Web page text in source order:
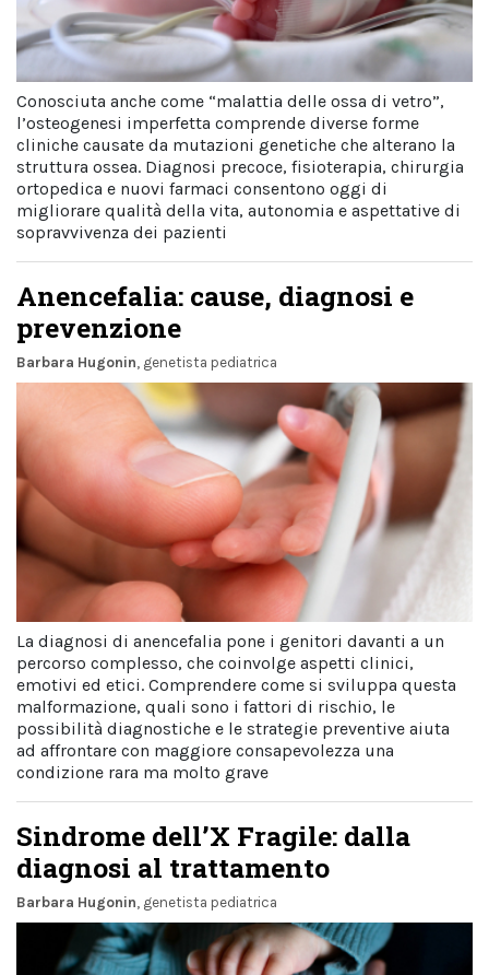
Conosciuta anche come “malattia delle ossa di vetro”,
l’osteogenesi imperfetta comprende diverse forme
cliniche causate da mutazioni genetiche che alterano la
struttura ossea. Diagnosi precoce, fisioterapia, chirurgia
ortopedica e nuovi farmaci consentono oggi di
migliorare qualità della vita, autonomia e aspettative di
sopravvivenza dei pazienti
Anencefalia: cause, diagnosi e
prevenzione
Barbara Hugonin , genetista pediatrica
La diagnosi di anencefalia pone i genitori davanti a un
percorso complesso, che coinvolge aspetti clinici,
emotivi ed etici. Comprendere come si sviluppa questa
malformazione, quali sono i fattori di rischio, le
possibilità diagnostiche e le strategie preventive aiuta
ad affrontare con maggiore consapevolezza una
condizione rara ma molto grave
Sindrome dell’X Fragile: dalla
diagnosi al trattamento
Barbara Hugonin, genetista pediatrica